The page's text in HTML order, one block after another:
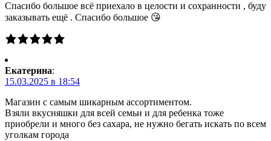
Спасибо большое всё приехало в целости и сохранности , буду
заказывать ещё . Спасибо большое 😘
Екатерина:
15.03.2025 в 18:54
Магазин с самым шикарным ассортиментом.
Взяли вкусняшки для всей семьи и для ребенка тоже
приобрели и много без сахара, не нужно бегать искать по всем
уголкам города